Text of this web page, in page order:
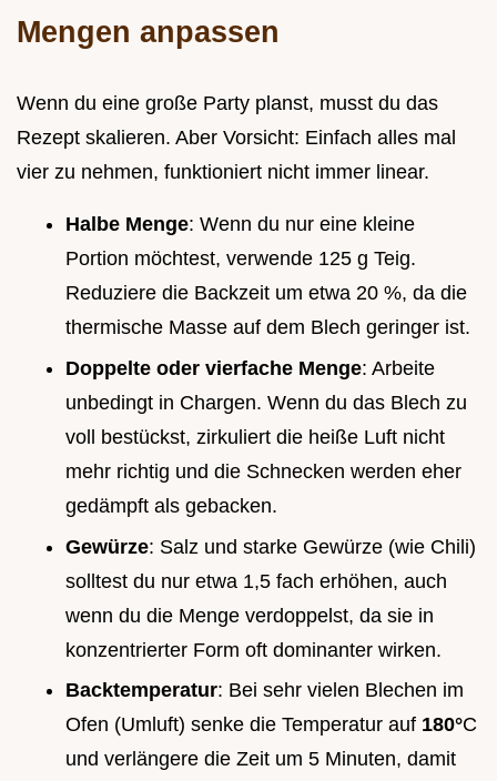
Mengen anpassen
Wenn du eine große Party planst, musst du das
Rezept skalieren. Aber Vorsicht: Einfach alles mal
vier zu nehmen, funktioniert nicht immer linear.
Halbe Menge: Wenn du nur eine kleine
Portion möchtest, verwende 125 g Teig.
Reduziere die Backzeit um etwa 20 %, da die
thermische Masse auf dem Blech geringer ist.
Doppelte oder vierfache Menge: Arbeite
unbedingt in Chargen. Wenn du das Blech zu
voll bestückst, zirkuliert die heiße Luft nicht
mehr richtig und die Schnecken werden eher
gedämpft als gebacken.
Gewürze: Salz und starke Gewürze (wie Chili)
solltest du nur etwa 1,5 fach erhöhen, auch
wenn du die Menge verdoppelst, da sie in
konzentrierter Form oft dominanter wirken.
Backtemperatur: Bei sehr vielen Blechen im
Ofen (Umluft) senke die Temperatur auf 180°C
und verlängere die Zeit um 5 Minuten, damit